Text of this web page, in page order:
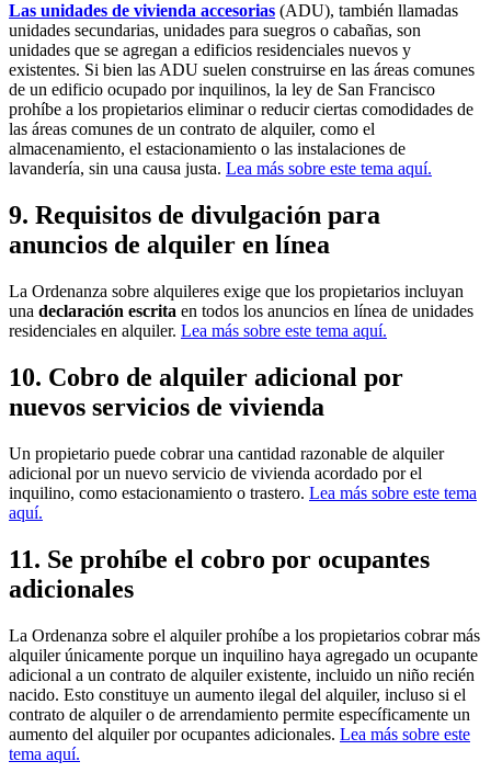
Las unidades de vivienda accesorias (ADU), también llamadas
unidades secundarias, unidades para suegros o cabañas, son
unidades que se agregan a edificios residenciales nuevos y
existentes. Si bien las ADU suelen construirse en las áreas comunes
de un edificio ocupado por inquilinos, la ley de San Francisco
prohíbe a los propietarios eliminar o reducir ciertas comodidades de
las áreas comunes de un contrato de alquiler, como el
almacenamiento, el estacionamiento o las instalaciones de
lavandería, sin una causa justa. Lea más sobre este tema aquí.
9. Requisitos de divulgación para
anuncios de alquiler en línea
La Ordenanza sobre alquileres exige que los propietarios incluyan
una declaración escrita en todos los anuncios en línea de unidades
residenciales en alquiler. Lea más sobre este tema aquí.
10. Cobro de alquiler adicional por
nuevos servicios de vivienda
Un propietario puede cobrar una cantidad razonable de alquiler
adicional por un nuevo servicio de vivienda acordado por el
inquilino, como estacionamiento o trastero. Lea más sobre este tema
aquí.
11. Se prohíbe el cobro por ocupantes
adicionales
La Ordenanza sobre el alquiler prohíbe a los propietarios cobrar más
alquiler únicamente porque un inquilino haya agregado un ocupante
adicional a un contrato de alquiler existente, incluido un niño recién
nacido. Esto constituye un aumento ilegal del alquiler, incluso si el
contrato de alquiler o de arrendamiento permite específicamente un
aumento del alquiler por ocupantes adicionales. Lea más sobre este
tema aquí.